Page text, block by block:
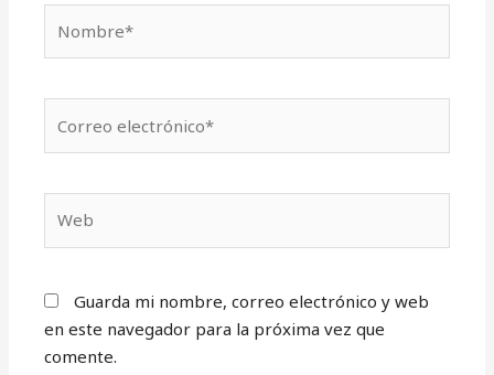
electrónico*
Guarda mi nombre, correo electrónico y web
en este navegador para la próxima vez que
comente.